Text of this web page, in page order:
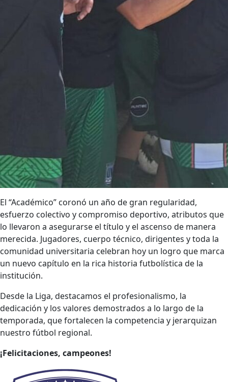
El “Académico” coronó un año de gran regularidad,
esfuerzo colectivo y compromiso deportivo, atributos que
lo llevaron a asegurarse el título y el ascenso de manera
merecida. Jugadores, cuerpo técnico, dirigentes y toda la
comunidad universitaria celebran hoy un logro que marca
un nuevo capítulo en la rica historia futbolística de la
institución.
Desde la Liga, destacamos el profesionalismo, la
dedicación y los valores demostrados a lo largo de la
temporada, que fortalecen la competencia y jerarquizan
nuestro fútbol regional.
¡Felicitaciones, campeones!